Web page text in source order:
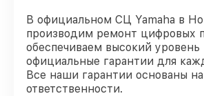
В официальном СЦ Yamaha в
производим ремонт цифровых
обеспечиваем высокий
официальные гарантии для
Все наши гарантии основаны
ответственности.